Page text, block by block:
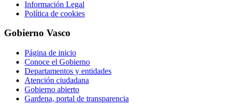
Información Legal
Política de cookies
Gobierno Vasco
Página de inicio
Conoce el Gobierno
Departamentos y entidades
Atención ciudadana
Gobierno abierto
Gardena, portal de transparencia